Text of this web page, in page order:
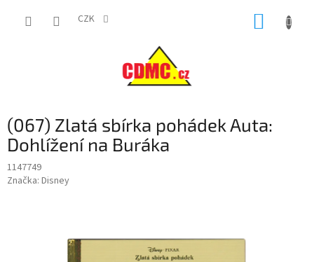
CZK
(067) Zlatá sbírka pohádek Auta:
Dohlížení na Buráka
1147749
Značka: Disney